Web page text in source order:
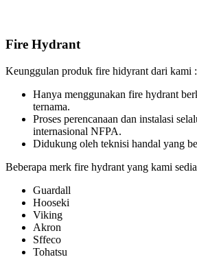
Fire Hydrant
Keunggulan produk fire hidyrant dari kami :
Hanya menggunakan fire hydrant
ternama.
Proses perencanaan dan instalasi
internasional NFPA.
Didukung oleh teknisi handal yang
Beberapa merk fire hydrant yang kami
Guardall
Hooseki
Viking
Akron
Sffeco
Tohatsu